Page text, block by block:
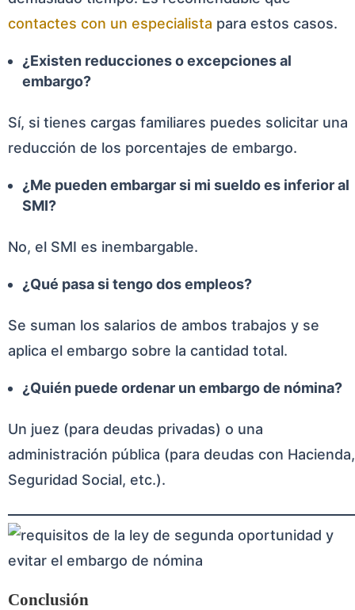
contactes con un especialista para estos casos.
¿Existen reducciones o excepciones al
embargo?
Sí, si tienes cargas familiares puedes solicitar una
reducción de los porcentajes de embargo.
¿Me pueden embargar si mi sueldo es inferior al
SMI?
No, el SMI es inembargable.
¿Qué pasa si tengo dos empleos?
Se suman los salarios de ambos trabajos y se
aplica el embargo sobre la cantidad total.
¿Quién puede ordenar un embargo de nómina?
Un juez (para deudas privadas) o una
administración pública (para deudas con Hacienda,
Seguridad Social, etc.).
Conclusión